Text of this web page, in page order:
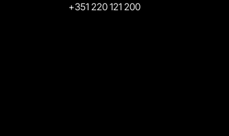
+351 220 121 200